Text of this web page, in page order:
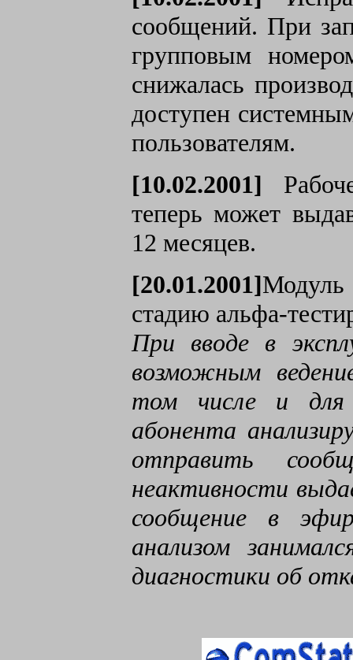
сообщений. При
групповым
снижалась
доступен
пользователям.
[10.02.2001]
теперь может
12 месяцев.
[20.01.2001]
стадию альфа-
При вводе в
возможным
том числе и для
абонента
отправить
неактивности
сообщение в
анализом
диагностики об